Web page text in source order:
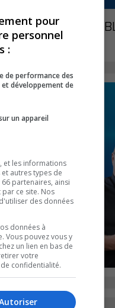
CONCOURS
pour
personnel
:
de performance des
et développement de
un appareil
et les informations
autres types de
partenaires, ainsi
ce site. Nos
des données
données à
Vous pouvez vous y
un lien en bas de
votre
confidentialité.